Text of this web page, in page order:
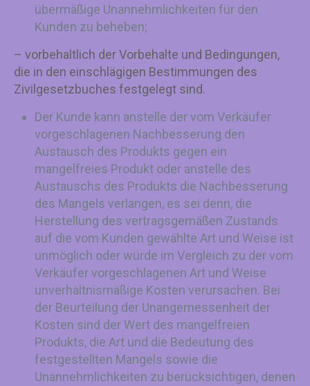
übermäßige Unannehmlichkeiten für den
Kunden zu beheben;
– vorbehaltlich der Vorbehalte und Bedingungen,
die in den einschlägigen Bestimmungen des
Zivilgesetzbuches festgelegt sind.
Der Kunde kann anstelle der vom Verkäufer
vorgeschlagenen Nachbesserung den
Austausch des Produkts gegen ein
mangelfreies Produkt oder anstelle des
Austauschs des Produkts die Nachbesserung
des Mangels verlangen, es sei denn, die
Herstellung des vertragsgemäßen Zustands
auf die vom Kunden gewählte Art und Weise ist
unmöglich oder würde im Vergleich zu der vom
Verkäufer vorgeschlagenen Art und Weise
unverhältnismäßige Kosten verursachen. Bei
der Beurteilung der Unangemessenheit der
Kosten sind der Wert des mangelfreien
Produkts, die Art und die Bedeutung des
festgestellten Mangels sowie die
Unannehmlichkeiten zu berücksichtigen, denen